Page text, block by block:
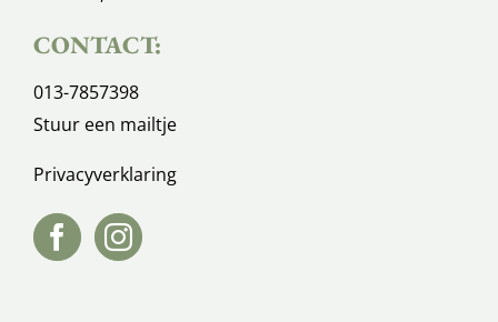
CONTACT:
013-7857398
Stuur een mailtje
Privacyverklaring